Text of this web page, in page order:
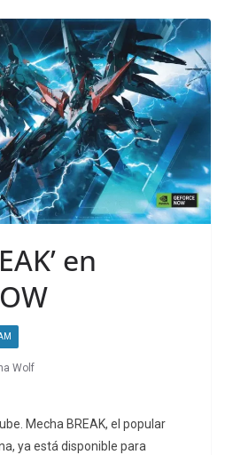
en
Wolf
Mecha BREAK, el popular
ya está disponible para